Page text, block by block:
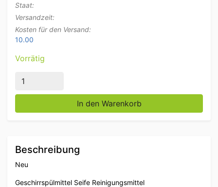
Staat:
Versandzeit:
Kosten für den Versand:
10.00
Vorrätig
Winterhalter F 8500 F8500 12 kg Universal-
In den Warenkorb
Beschreibung
Neu
Geschirrspülmittel Seife Reinigungsmittel